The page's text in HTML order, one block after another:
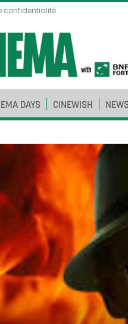
confidentialité
DAYS CINEWISH